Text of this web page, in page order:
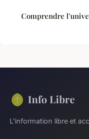
Comprendre
Info Libre
L'information libre et